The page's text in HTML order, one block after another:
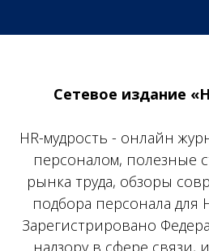
Сетевое издание
HR-мудрость - онлайн
персоналом, полезные
рынка труда, обзоры
подбора персонала для
Зарегистрировано